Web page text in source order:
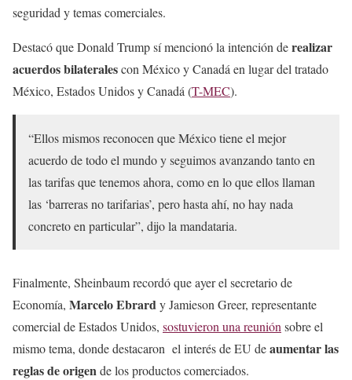
seguridad y temas comerciales.
Destacó que Donald Trump sí mencionó la intención derealizar
acuerdos bilateralescon México y Canadá en lugar del tratado
México, Estados Unidos y Canadá (T-MEC).
“Ellos mismos reconocen que México tiene el mejor
acuerdo de todo el mundo y seguimos avanzando tanto en
las tarifas que tenemos ahora, como en lo que ellos llaman
las ‘barreras no tarifarias’, pero hasta ahí, no hay nada
concreto en particular”, dijo la mandataria.
Finalmente, Sheinbaum recordó que ayer el secretario de
Economía, Marcelo Ebrard y Jamieson Greer, representante
comercial de Estados Unidos, sostuvieron una reunión sobre el
mismo tema, donde destacaron el interés de EU deaumentar las
reglas de origen de los productos comerciados.